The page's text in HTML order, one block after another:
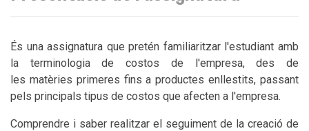
És una assignatura que pretén familiaritzar l'estudiant amb
la terminologia de costos de l'empresa, des de
les matèries primeres fins a productes enllestits, passant
pels principals tipus de costos que afecten a l'empresa.
Comprendre i saber realitzar el seguiment de la creació de